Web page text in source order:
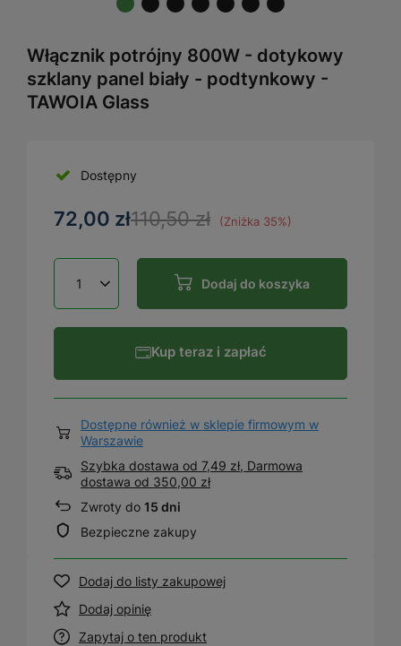
Włącznik potrójny 800W - dotykowy
szklany panel biały - podtynkowy -
TAWOIA Glass
Dostępny
110,50 zł (Zniżka 35%)
72,00 zł
Dodaj do koszyka
Kup teraz i zapłać
Dostępne również w sklepie firmowym w
Warszawie
Szybka dostawa od 7,49 zł, Darmowa
dostawa od 350,00 zł
Zwroty do 15 dni
Bezpieczne zakupy
Dodaj do listy zakupowej
Dodaj opinię
Zapytaj o ten produkt